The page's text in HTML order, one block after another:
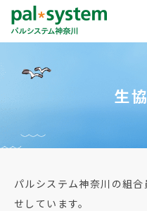
生
パルシステム神奈川の組
せしています。